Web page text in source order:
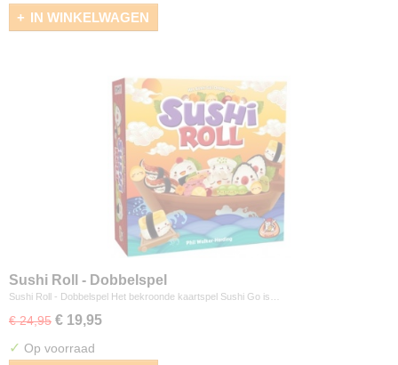
IN WINKELWAGEN
Sushi Roll - Dobbelspel
Sushi Roll - Dobbelspel Het bekroonde kaartspel Sushi Go is…
€ 24,95 € 19,95
✓ Op voorraad